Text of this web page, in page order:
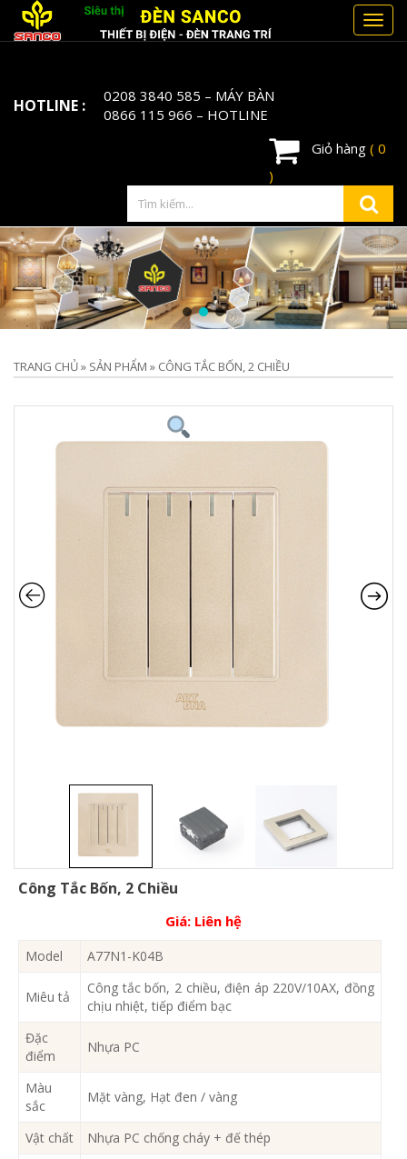
HOTLINE : 0208 3840 585 – MÁY BÀN
0866 115 966 – HOTLINE
Giỏ hàng ( 0
)
TRANG CHỦ» SẢN PHẨM » CÔNG TẮC BỐN, 2 CHIỀU
Công Tắc Bốn, 2 Chiều
Giá: Liên hệ
Model A77N1-K04B
Miêu tả
Công tắc bốn, 2 chiều, điện áp 220V/10AX, đồng
chịu nhiệt, tiếp điểm bạc
Đặc
điểm
Nhựa PC
Màu
sắc
Mặt vàng, Hạt đen / vàng
Vật chất
Nhựa PC chống cháy + đế thép